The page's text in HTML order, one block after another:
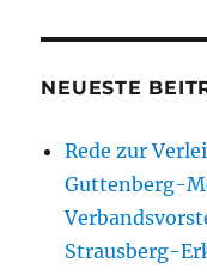
NEUESTE
Rede zur
Guttenberg-
Strausberg-